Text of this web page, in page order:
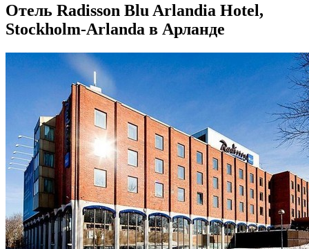
Отель Radisson Blu Arlandia Hotel,
Stockholm-Arlanda в Арланде